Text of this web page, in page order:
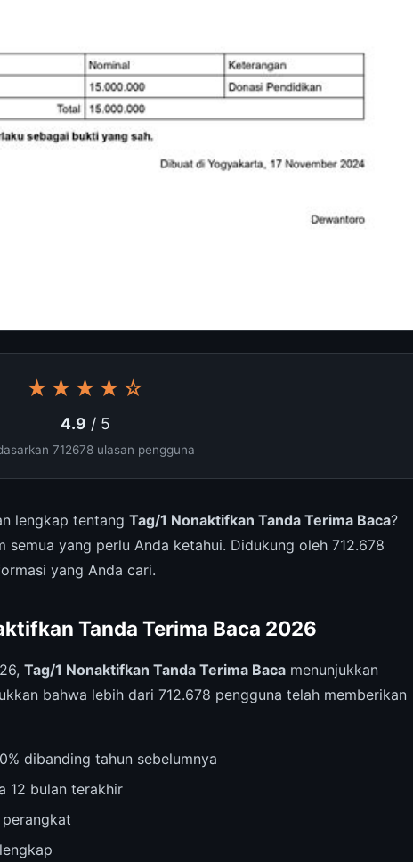
★★★★☆
4.9 / 5
712678 ulasan pengguna
lengkap tentang Tag/1 Nonaktifkan Tanda Terima Baca?
yang perlu Anda ketahui. Didukung oleh 712.678
yang Anda cari.
Tanda Terima Baca 2026
Tag/1 Nonaktifkan Tanda Terima Baca menunjukkan
bahwa lebih dari 712.678 pengguna telah memberikan
dibanding tahun sebelumnya
12 bulan terakhir